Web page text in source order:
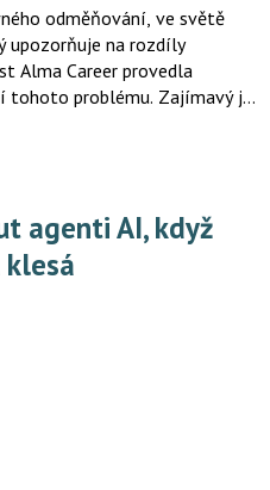
odměňování, ve světě
upozorňuje na rozdíly
Alma Career provedla
tohoto problému. Zajímavý je